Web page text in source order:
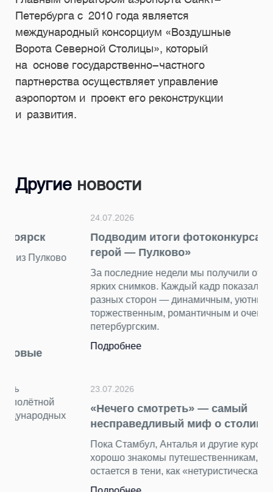
Петербурга с 2010 года является
международный консорциум «Воздушные
Ворота Северной Столицы», который
на основе государственно-частного
партнерства осуществляет управление
аэропортом и проект его реконструкции
и развития.
Другие новости
Подводим итоги фотоконкурса «Главный
герой — Пулково»
За последние недели мы получили от вас десятки
ярких снимков. Каждый кадр показал аэропорт с
разных сторон — динамичным, уютным, строгим и
торжественным, романтичным и очень
23.07.2026
«Нечего смотреть» — самый
несправедливый миф о столице Турции
Пока Стамбул, Анталья и другие курортные города
хорошо знакомы путешественникам, Анкара
остается в тени, как «нетуристическая» столица.